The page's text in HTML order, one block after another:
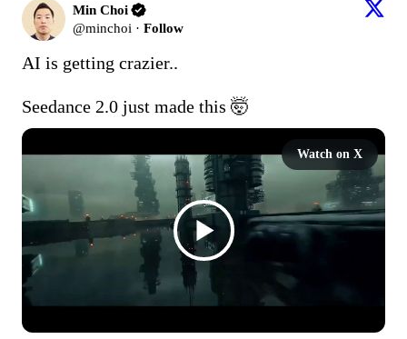
Min Choi
@minchoi · Follow
AI is getting crazier..
Seedance 2.0 just made this 🤯
Watch on X